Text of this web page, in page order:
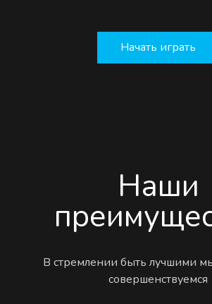
Начать играть
Наши
В стремлении быть лучшими
совершенствуемся